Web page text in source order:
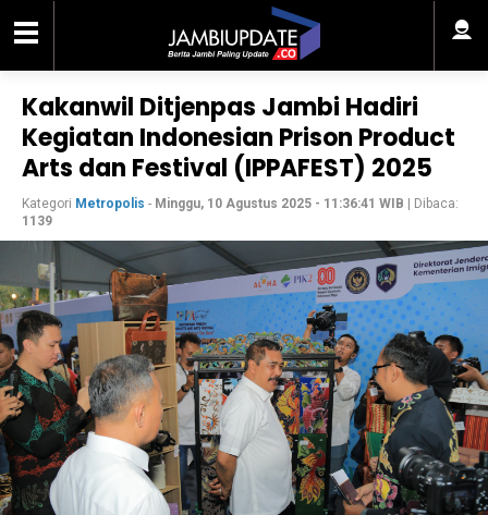
Kakanwil Ditjenpas Jambi Hadiri
Kegiatan Indonesian Prison Product
Arts dan Festival (IPPAFEST) 2025
Kategori Metropolis - Minggu, 10 Agustus 2025 - 11:36:41 WIB | Dibaca:
1139